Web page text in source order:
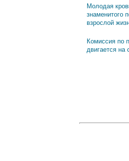
Молодая
знаменитого
взрослой
Комиссия по
двигается на